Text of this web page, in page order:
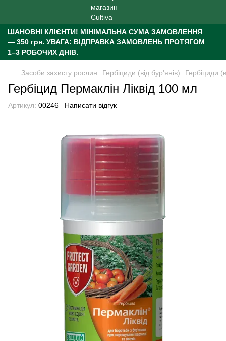
ШАНОВНІ КЛІЄНТИ! МІНІМАЛЬНА СУМА ЗАМОВЛЕННЯ
— 350 грн. УВАГА: ВІДПРАВКА ЗАМОВЛЕНЬ ПРОТЯГОМ
1–3 РОБОЧИХ ДНІВ.
Засоби захисту рослин Гербіциди (від бур'янів) Гербіциди
Гербіцид Пермаклін Ліквід 100 мл
Артикул: 00246 Написати відгук